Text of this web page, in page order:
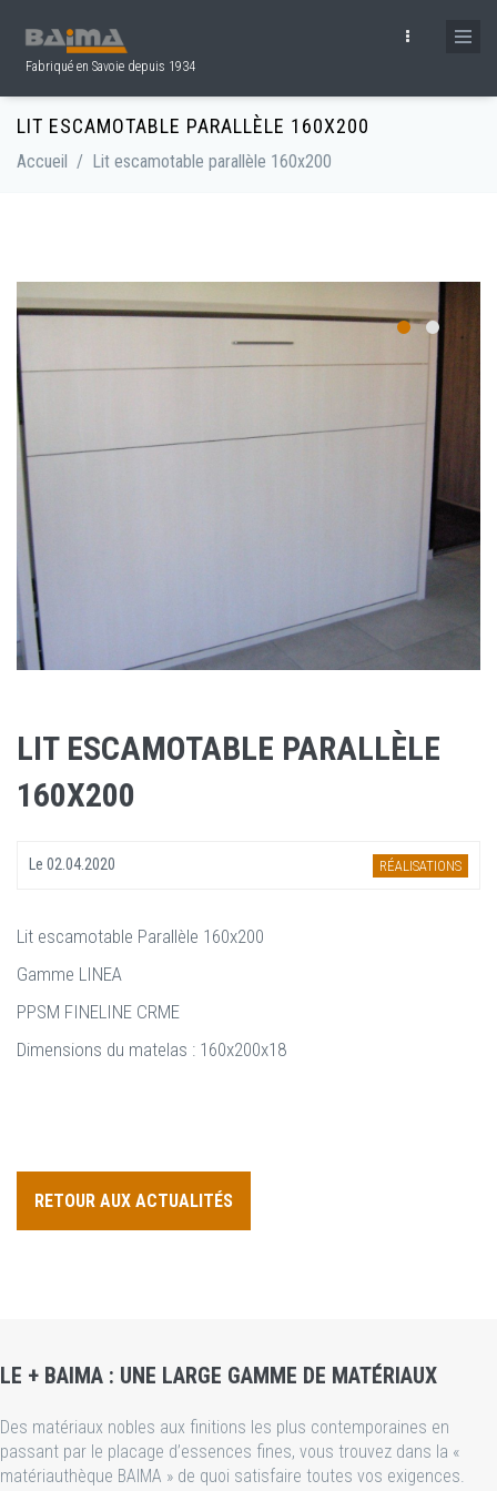
Fabriqué en Savoie depuis 1934
LIT ESCAMOTABLE PARALLÈLE 160X200
Accueil / Lit escamotable parallèle 160x200
LIT ESCAMOTABLE PARALLÈLE
160X200
Le 02.04.2020 RÉALISATIONS
Lit escamotable Parallèle 160x200
Gamme LINEA
PPSM FINELINE CRME
Dimensions du matelas : 160x200x18
RETOUR AUX ACTUALITÉS
LE + BAIMA : UNE LARGE GAMME DE MATÉRIAUX
Des matériaux nobles aux finitions les plus contemporaines en
passant par le placage d’essences fines, vous trouvez dans la «
matériauthèque BAIMA » de quoi satisfaire toutes vos exigences.